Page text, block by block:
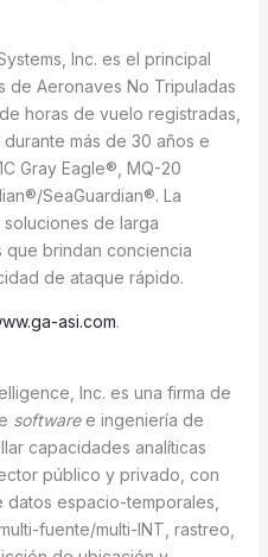
Inc. es el principal
de Aeronaves No Tripuladas
horas de vuelo registradas,
más de 30 años e
Gray Eagle®, MQ-20
SeaGuardian®. La
de larga
que brindan conciencia
de ataque rápido.
asi.com.
Inc. es una firma de
software e ingeniería de
capacidades analíticas
público y privado, con
espacio-temporales,
fuente/multi-INT, rastreo,